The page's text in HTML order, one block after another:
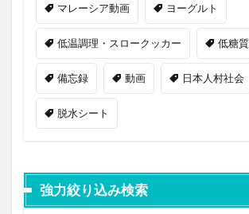
マレーシア動画 ヨーグルト
低温調理・スロークッカー 低糖
備忘録 動画 日本人村社会
脱水シート
強力絞り込み検索